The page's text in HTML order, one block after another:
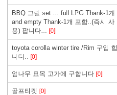
BBQ 그릴 set ... full LPG Thank-1개
and empty Thank-1개 포함..(즉시 사
용) 팝니다... [0]
toyota corolla winter tire /Rim 구입 힙
니디.. [0]
엄나무 묘목 고가에 구합니다 [0]
골프티켓 [0]